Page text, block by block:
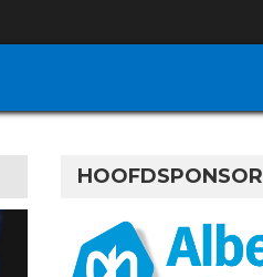
HOOFDSPONSOR